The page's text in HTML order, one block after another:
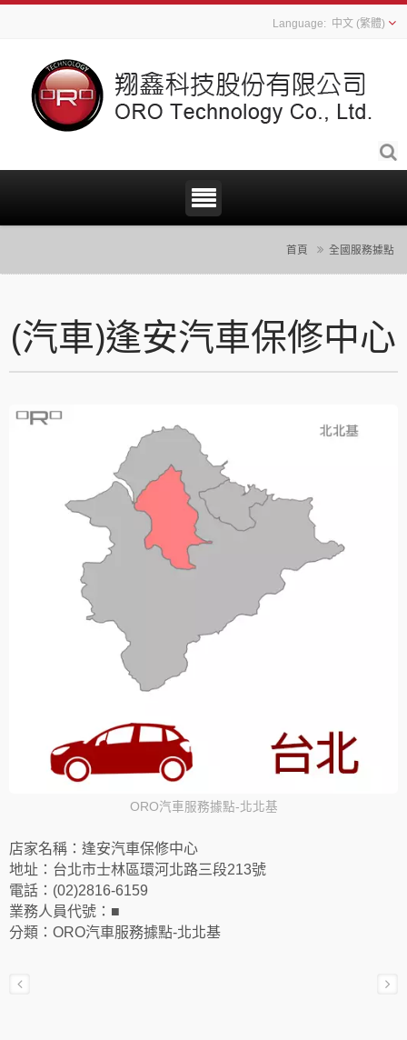
中文 (繁體)
首頁 全國服務據點
(汽車)逢安汽車保修中心
ORO汽車服務據點-北北基
店家名稱：逢安汽車保修中心
地址：台北市士林區環河北路三段213號
電話：(02)2816-6159
業務人員代號：■
分類：ORO汽車服務據點-北北基